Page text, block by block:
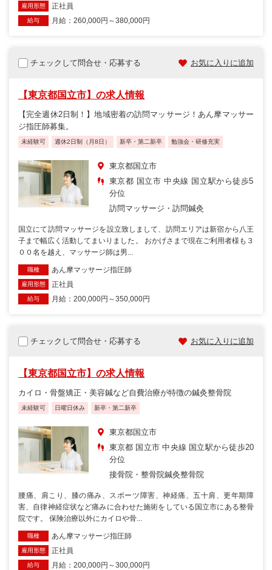
雇用形態 正社員
給与 月給：260,000円～380,000円
チェックして問合せ・応募する お気に入りに追加
【東京都国立市】の求人情報
【完全週休2日制！】地域密着の訪問マッサージ！あん摩マッサー
ジ指圧師募集。
未経験可 週休2日制（月8日） 新卒・第二新卒 勉強会・研修充実
東京都国立市
東京都 国立市 中央線 国立駅から徒歩5
分位
訪問マッサージ・訪問鍼灸
国立にて訪問マッサージを設立致しまして、訪問エリアは新宿から八王
子まで幅広く活動してまいりました。 おかげさまで現在ご利用者様も３
００名を越え、マッサージ師は男...
職種 あん摩マッサージ指圧師
雇用形態 正社員
給与 月給：200,000円～350,000円
チェックして問合せ・応募する お気に入りに追加
【東京都国立市】の求人情報
カイロ・骨盤矯正・美容鍼など自費治療が特徴の鍼灸整骨院
未経験可 日曜日休み 新卒・第二新卒
東京都国立市
東京都 国立市 中央線 国立駅から徒歩20
分位
接骨院・整骨院鍼灸整骨院
腰痛、肩こり、膝の痛み、スポーツ障害、神経痛、五十肩、更年期障
害、自律神経症状など痛みに合わせた施術をしている国立市にある整骨
院です。 保険治療以外にカイロや骨...
職種 あん摩マッサージ指圧師
雇用形態 正社員
給与 月給：200,000円～300,000円